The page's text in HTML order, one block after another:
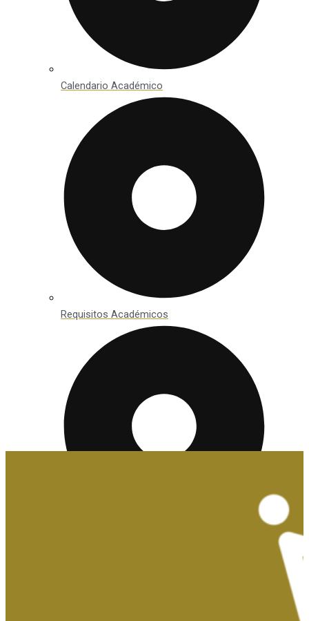
Calendario Académico
Requisitos Académicos